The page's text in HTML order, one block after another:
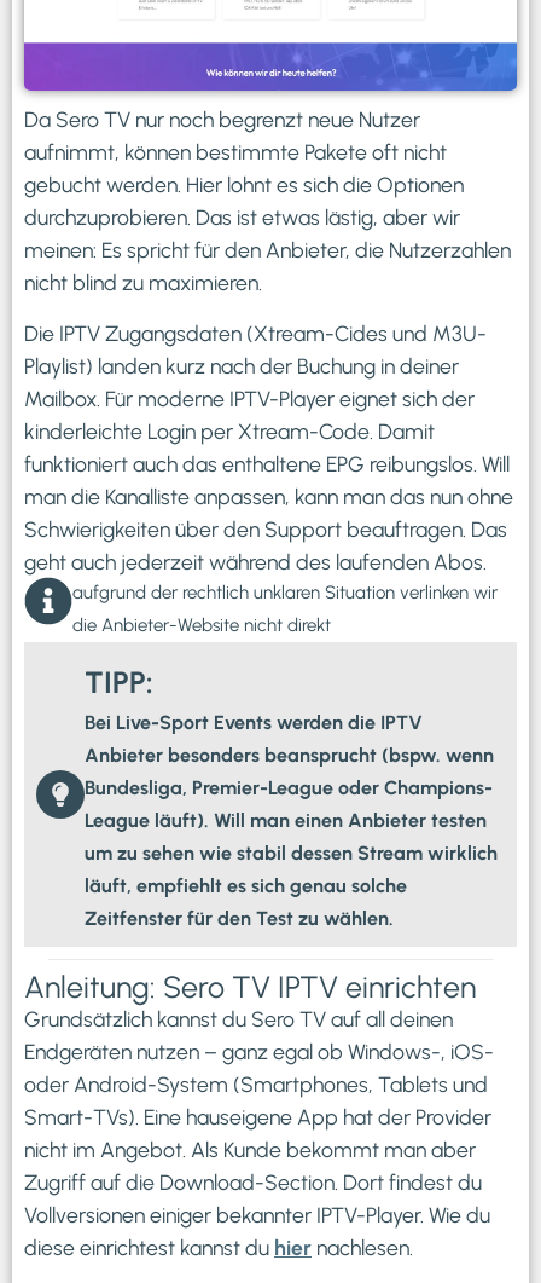
Da Sero TV nur noch begrenzt neue Nutzer
aufnimmt, können bestimmte Pakete oft nicht
gebucht werden. Hier lohnt es sich die Optionen
durchzuprobieren. Das ist etwas lästig, aber wir
meinen: Es spricht für den Anbieter, die Nutzerzahlen
nicht blind zu maximieren.
Die IPTV Zugangsdaten (Xtream-Cides und M3U-
Playlist) landen kurz nach der Buchung in deiner
Mailbox. Für moderne IPTV-Player eignet sich der
kinderleichte Login per Xtream-Code. Damit
funktioniert auch das enthaltene EPG reibungslos. Will
man die Kanalliste anpassen, kann man das nun ohne
Schwierigkeiten über den Support beauftragen. Das
geht auch jederzeit während des laufenden Abos.
aufgrund der rechtlich unklaren Situation verlinken wir
die Anbieter-Website nicht direkt
TIPP:
Bei Live-Sport Events werden die IPTV
Anbieter besonders beansprucht (bspw. wenn
Bundesliga, Premier-League oder Champions-
League läuft). Will man einen Anbieter testen
um zu sehen wie stabil dessen Stream wirklich
läuft, empfiehlt es sich genau solche
Zeitfenster für den Test zu wählen.
Anleitung: Sero TV IPTV einrichten
Grundsätzlich kannst du Sero TV auf all deinen
Endgeräten nutzen – ganz egal ob Windows-, iOS-
oder Android-System (Smartphones, Tablets und
Smart-TVs). Eine hauseigene App hat der Provider
nicht im Angebot. Als Kunde bekommt man aber
Zugriff auf die Download-Section. Dort findest du
Vollversionen einiger bekannter IPTV-Player. Wie du
diese einrichtest kannst du hier nachlesen.